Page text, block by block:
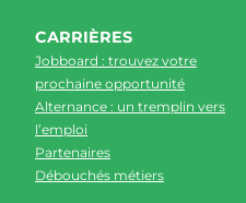
CARRIÈRES
Jobboard : trouvez votre
prochaine opportunité
Alternance : un tremplin vers
l’emploi
Partenaires
Débouchés métiers